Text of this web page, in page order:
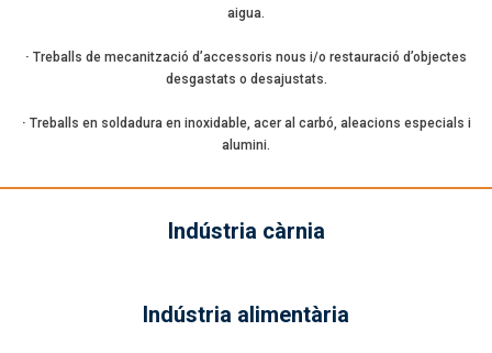
aigua.
· Treballs de mecanització d’accessoris nous i/o restauració d’objectes
desgastats o desajustats.
· Treballs en soldadura en inoxidable, acer al carbó, aleacions especials i
alumini.
Indústria càrnia
Indústria alimentària